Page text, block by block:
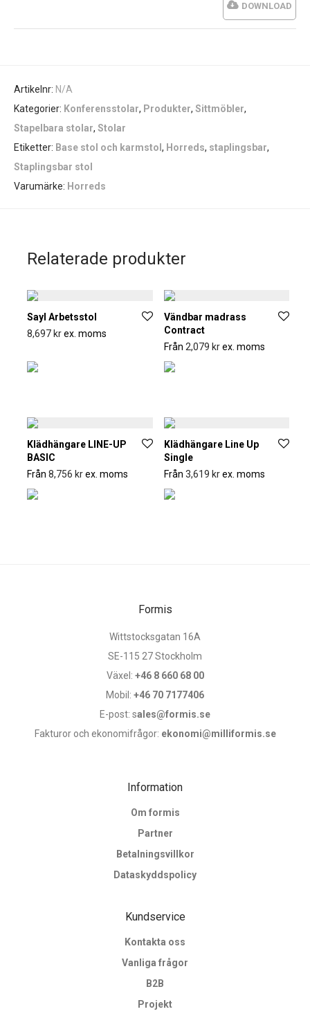
DOWNLOAD
Artikelnr: N/A
Kategorier: Konferensstolar, Produkter, Sittmöbler,
Stapelbara stolar, Stolar
Etiketter: Base stol och karmstol , Horreds, staplingsbar,
Staplingsbar stol
Varumärke: Horreds
Relaterade produkter
Sayl Arbetsstol
8,697 krex. moms
Vändbar madrass
Contract
Från 2,079 krex. moms
Klädhängare LINE-UP
BASIC
Från 8,756 krex. moms
Klädhängare Line Up
Single
Från 3,619 krex. moms
Formis
Wittstocksgatan 16A
SE-115 27 Stockholm
Växel: +46 8 660 68 00
Mobil: +46 70 7177406
E-post: sales@formis.se
Fakturor och ekonomifrågor: ekonomi@milliformis.se
Information
Om formis
Partner
Betalningsvillkor
Dataskyddspolicy
Kundservice
Kontakta oss
Vanliga frågor
B2B
Projekt